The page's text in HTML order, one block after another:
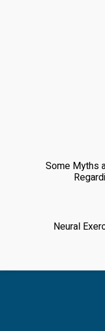
Some Myths
Neural